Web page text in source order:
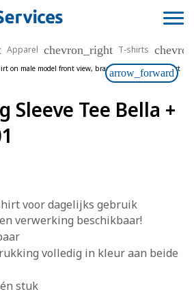
Apparel chevron_right T-shirts
arrow_forward
Sleeve Tee Bella +
voor dagelijks gebruik
verwerking beschikbaar!
volledig in kleur aan beide
stuk